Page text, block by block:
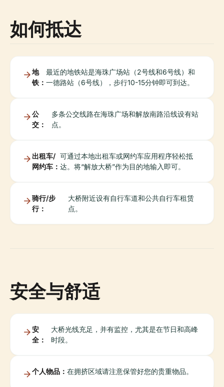
如何抵达
地
铁：
最近的地铁站是海珠广场站（2号线和6号线）和
一德路站（6号线），步行10-15分钟即可到达。
公
交：
多条公交线路在海珠广场和解放南路沿线设有站
点。
出租车/
网约车：
可通过本地出租车或网约车应用程序轻松抵
达。将“解放大桥”作为目的地输入即可。
骑行/步
行：
大桥附近设有自行车道和公共自行车租赁
点。
安全与舒适
安
全：
大桥光线充足，并有监控，尤其是在节日和高峰
时段。
个人物品： 在拥挤区域请注意保管好您的贵重物品。